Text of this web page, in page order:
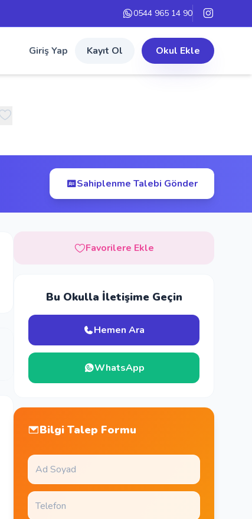
0544 965 14 90
Giriş Yap Kayıt Ol Okul Ekle
Sahiplenme Talebi Gönder
Favorilere Ekle
Bu Okulla İletişime Geçin
Hemen Ara
WhatsApp
Bilgi Talep Formu